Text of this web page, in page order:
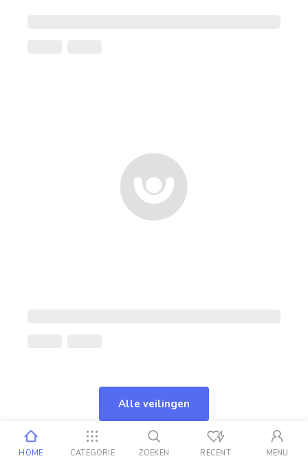
Alle veilingen
HOME CATEGORIE ZOEKEN RECENT MENU